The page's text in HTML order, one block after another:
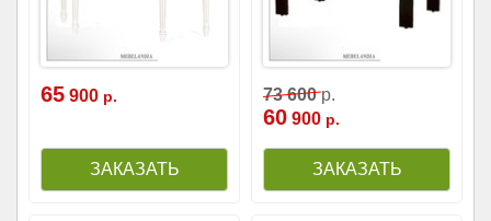
65 900 р. 73 600р.
60 900 р.